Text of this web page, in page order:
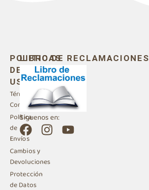
POLITICAS
DE
USO
Términos y
Condiciones
Política
de
Envíos
Cambios y
Devoluciones
Protección
de Datos
LIBRO DE RECLAMACIONES
Siguenos en:
F
a
c
e
b
I
n
t
Y